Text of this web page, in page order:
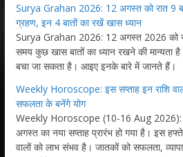
Surya Grahan 2026: 12 अगस्त को रात 9
ग्रहण, इन 4 बातों का रखें खास ध्यान
Surya Grahan 2026: 12 अगस्त 2026 को
समय कुछ खास बातों का ध्यान रखने की मान्यता
बचा जा सकता है। आइए इनके बारे में जानते हैं।
Weekly Horoscope: इस सप्ताह इन राशि
सफलता के बनेंगे योग
Weekly Horoscope (10-16 Aug 2026):
अगस्त का नया सप्ताह प्रारंभ हो गया है। इस
वालों को लाभ संभव है। जातकों को सफलता,